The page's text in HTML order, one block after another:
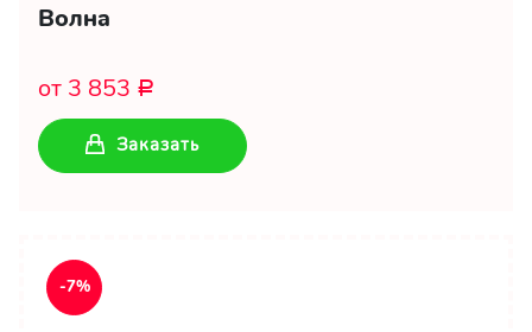
Волна
от 3 853 Р
Заказать
-7%